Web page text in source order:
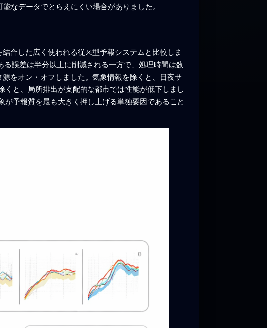
なデータでとらえにくい場合がありました。
合した広く使われる従来型予報システムと比較しま
誤差は半分以上に削減される一方で、処理時間は数
をオン・オフしました。気象情報を除くと、日夜サ
と、局所排出が支配的な都市では性能が低下しまし
予報質を最も大きく押し上げる単独要因であること